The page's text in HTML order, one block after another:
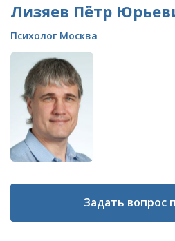
Лизяев Пётр
Психолог Москва
Задать вопрос